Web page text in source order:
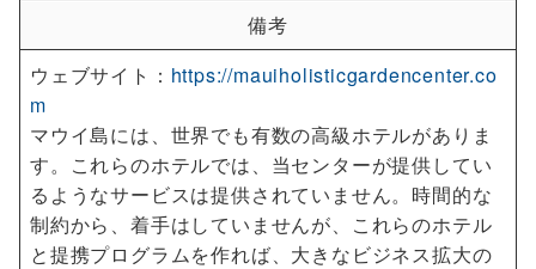
備考
ウェブサイト： https://mauiholisticgardencenter.co
m
マウイ島には、世界でも有数の高級ホテルがありま
す。これらのホテルでは、当センターが提供してい
るようなサービスは提供されていません。時間的な
制約から、着手はしていませんが、これらのホテル
と提携プログラムを作れば、大きなビジネス拡大の